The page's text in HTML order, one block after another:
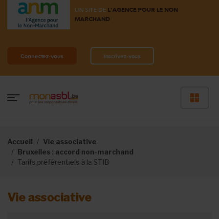
UN SITE DE L'AGENCE POUR LE NON
MARCHAND
Connectez-vous Inscrivez-vous
Accueil
Vie associative
Bruxelles : accord non-marchand
Tarifs préférentiels à la STIB
Vie associative